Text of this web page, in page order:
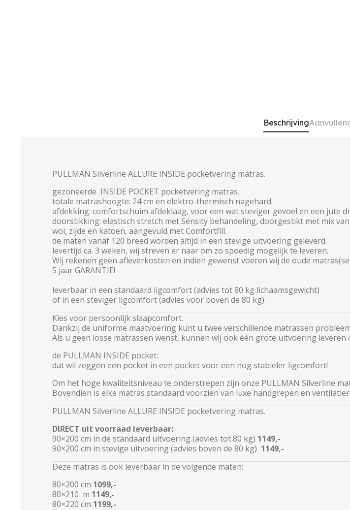
Beschrijving
PULLMAN Silverline ALLURE INSIDE pocketvering matras.
gezoneerde INSIDE POCKET pocketvering matras.
totale matrashoogte: 24 cm en elektro-thermisch nagehard.
afdekking: comfortschuim afdeklaag, voor een wat steviger gevoel en een jute
doorstikking: elastisch stretch met Sensity behandeling, doorgestikt met mix van
wol, zijde en katoen, aangevuld met Comfortfill.
de maten vanaf 120 breed worden altijd in een stevige uitvoering geleverd.
levertijd ca. 3 weken, wij streven er naar om zo spoedig mogelijk te leveren.
Wij rekenen geen afleverkosten en indien gewenst voeren wij de oude
5 jaar GARANTIE!
leverbaar in een standaard ligcomfort(advies tot 80 kg lichaamsgewicht)
of in een steviger ligcomfort(advies voor boven de 80 kg).
Kies voor persoonlijk slaapcomfort.
Dankzij de uniforme maatvoering kunt u twee verschillende matrassen
Als u geen losse matrassen wenst, kunnen wij ook één grote uitvoering
de PULLMAN INSIDE pocket:
dat wil zeggen een pocket in een pocket voor een nog stabieler ligcomfort!
Om het hoge kwaliteitsniveau te onderstrepen zijn onze PULLMAN Silverline
Bovendien is elke matras standaard voorzien van luxe handgrepen en
PULLMAN Silverline ALLURE INSIDE pocketvering matras.
DIRECT uit voorraad leverbaar:
90×200 cm in de standaard uitvoering(advies tot 80 kg) 1149,-
90×200 cm in stevige uitvoering(advies boven de 80 kg) 1149,-
Deze matras is ook leverbaar in de volgende maten:
80×200 cm 1099,-
80×210 m 1149,-
80×220 cm 1199,-